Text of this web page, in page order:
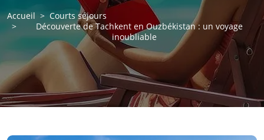
Accueil
Courts séjours
Découverte de Tachkent en Ouzbékistan : un voyage
inoubliable